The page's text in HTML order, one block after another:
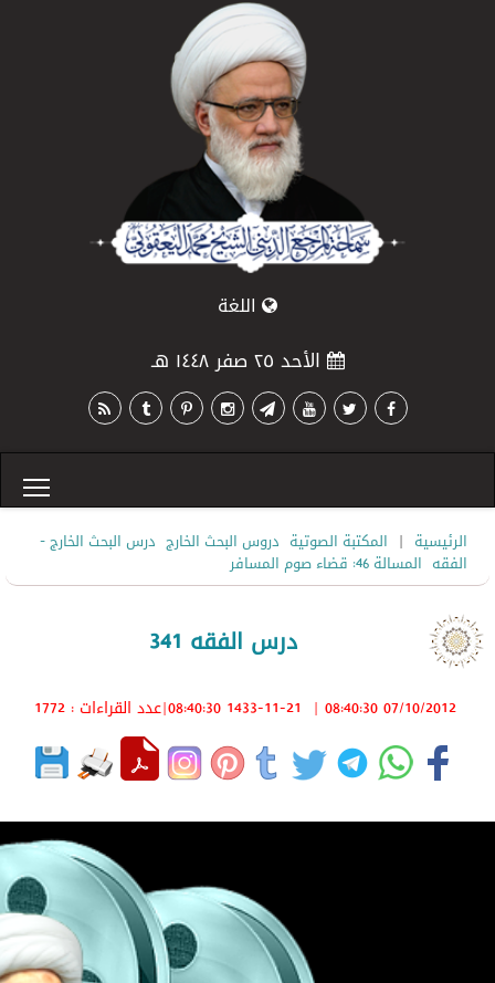
اللغة
الأحد ٢٥ صفر ١٤٤٨ هـ
الرئيسية | المكتبة الصوتية دروس البحث الخارج درس البحث الخارج -
الفقه المسالة 46: قضاء صوم المسافر
درس الفقه 341
07/10/2012 08:40:30
|
1433-11-21 08:40:30 |عدد القراءات : 1772